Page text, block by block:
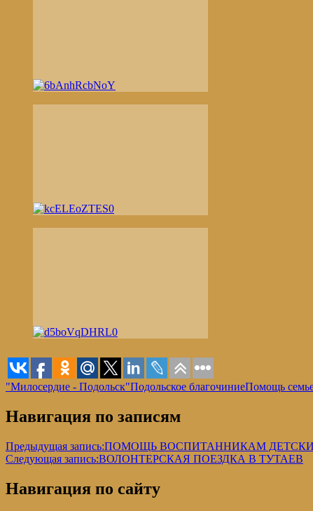
"Милосердие - Подольск"Подольское благочиниеПомощь
Навигация по записям
Предыдущая запись:ПОМОЩЬ ВОСПИТАННИКАМ
Следующая запись:ВОЛОНТЕРСКАЯ ПОЕЗДКА В ТУТАЕВ
Навигация по сайту